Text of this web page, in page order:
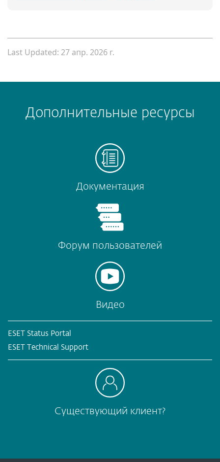
Last Updated: 27 апр. 2026 г.
Дополнительные ресурсы
Документация
Форум пользователей
Видео
ESET Status Portal
ESET Technical Support
Существующий клиент?